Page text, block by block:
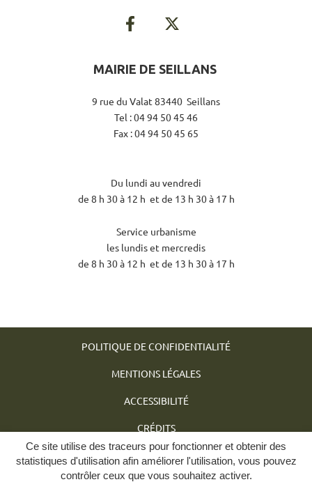
Ce site utilise des traceurs pour fonctionner et obtenir des
statistiques d'utilisation afin améliorer l'utilisation, vous pouvez
contrôler ceux que vous souhaitez activer.
MAIRIE DE SEILLANS
9 rue du Valat 83440 Seillans
Tel : 04 94 50 45 46
Fax : 04 94 50 45 65
Du lundi au vendredi
de 8 h 30 à 12 h et de 13 h 30 à 17 h
Service urbanisme
les lundis et mercredis
de 8 h 30 à 12 h et de 13 h 30 à 17 h
POLITIQUE DE CONFIDENTIALITÉ
MENTIONS LÉGALES
ACCESSIBILITÉ
CRÉDITS
PLAN DU SITE